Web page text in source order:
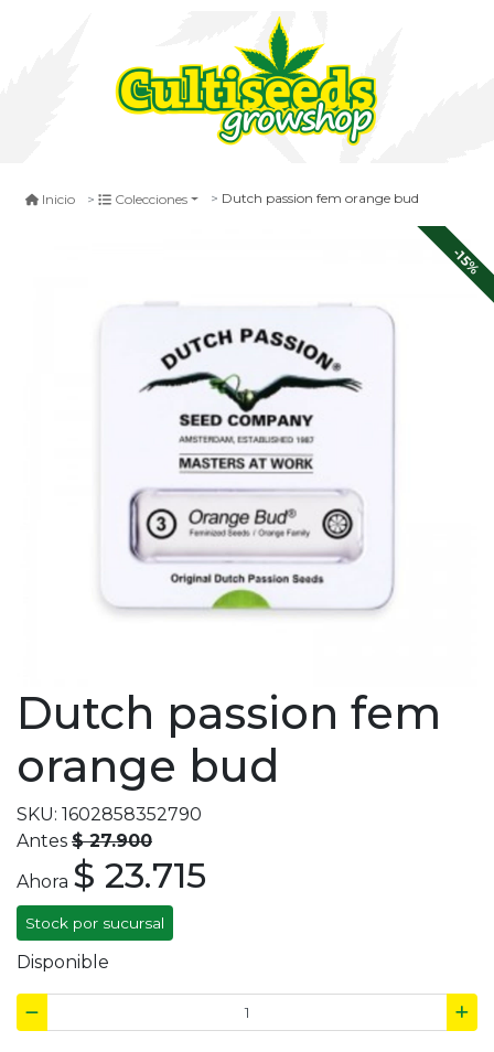
Inicio Colecciones Dutch passion fem orange bud
-15%
Dutch passion fem
orange bud
SKU: 1602858352790
Antes $ 27.900
Ahora $ 23.715
Stock por sucursal
Disponible